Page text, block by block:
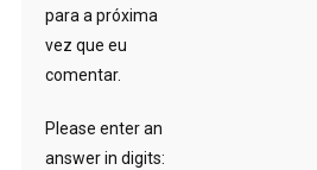
para a próxima
vez que eu
comentar.
Please enter an
answer in digits: